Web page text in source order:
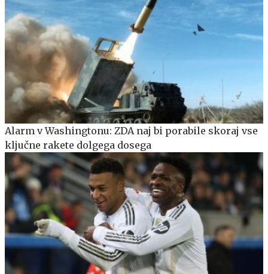
Alarm v Washingtonu: ZDA naj bi porabile skoraj vse
ključne rakete dolgega dosega